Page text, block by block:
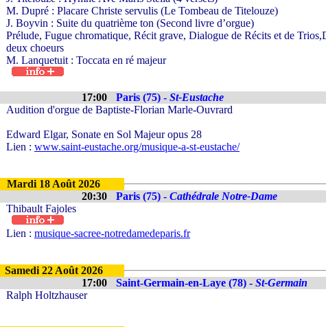
M. Dupré : Placare Christe servulis (Le Tombeau de Titelouze)
J. Boyvin : Suite du quatrième ton (Second livre d’orgue)
Prélude, Fugue chromatique, Récit grave, Dialogue de Récits et de
deux choeurs
M. Lanquetuit : Toccata en ré majeur
17:00 Paris (75) - St-Eustache
Audition d'orgue de Baptiste-Florian Marle-Ouvrard
Edward Elgar, Sonate en Sol Majeur opus 28
Lien : www.saint-eustache.org/musique-a-st-eustache/
Mardi 18 Août 2026
20:30
Paris (75) - Cathédrale Notre-Dame
Thibault Fajoles
Lien : musique-sacree-notredamedeparis.fr
Samedi 22 Août 2026
17:00
Saint-Germain-en-Laye (78) - St-Germain
Ralph Holtzhauser